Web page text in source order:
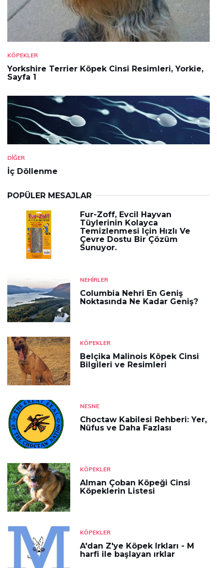
KÖPEKLER
Yorkshire Terrier Köpek Cinsi Resimleri, Yorkie,
Sayfa 1
DIĞER
İç Döllenme
POPÜLER MESAJLAR
Fur-Zoff, Evcil Hayvan
Tüylerinin Kolayca
Temizlenmesi Için Hızlı Ve
Çevre Dostu Bir Çözüm
Sunuyor.
NEHIRLER
Columbia Nehri En Geniş
Noktasında Ne Kadar Geniş?
KÖPEKLER
Belçika Malinois Köpek Cinsi
Bilgileri ve Resimleri
NESNE
Choctaw Kabilesi Rehberi: Yer,
Nüfus ve Daha Fazlası
KÖPEKLER
Alman Çoban Köpeği Cinsi
Köpeklerin Listesi
KÖPEKLER
A'dan Z'ye Köpek Irkları - M
harfi ile başlayan ırklar